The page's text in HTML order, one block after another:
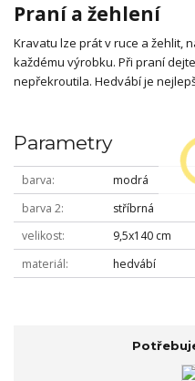
Praní a žehlení
Kravatu lze prát v ruce a žehlit,
každému výrobku. Při praní
nepřekroutila. Hedvábí je
Parametry
barva
modrá
barva 2
stříbrná
velikost
9,5x140 cm
materiál
hedvábí